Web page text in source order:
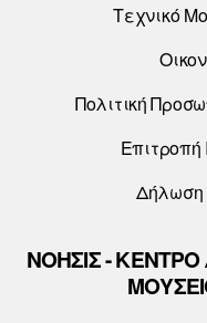
Τεχνικό
Πολιτική
Δήλωση
ΝΟΗΣΙΣ -